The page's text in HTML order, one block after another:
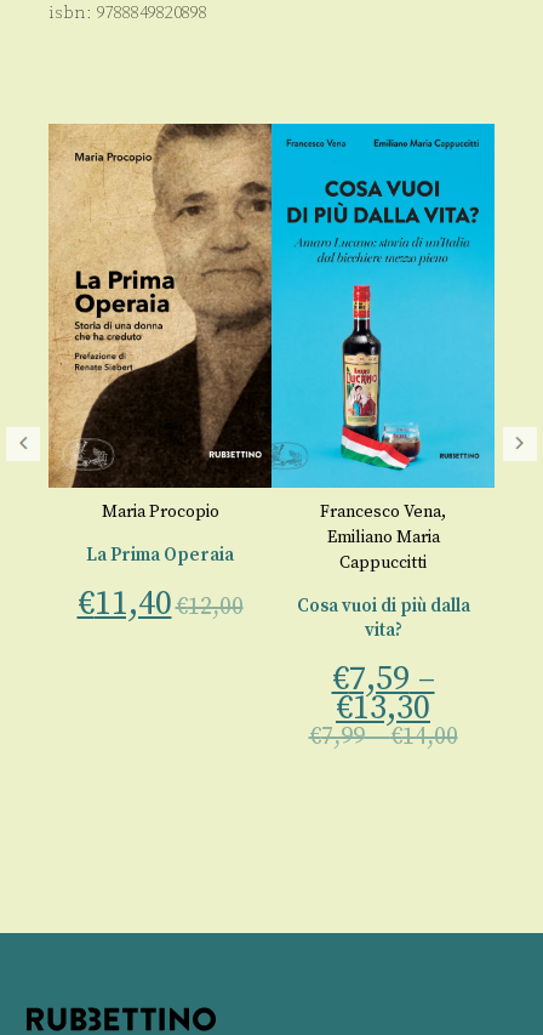
isbn: 9788849820898
Maria Procopio
La Prima Operaia
€11,40€12,00
Francesco Vena,
Emiliano Maria
Cappuccitti
Cosa vuoi di più dalla
vita?
€7,59 –
€13,30
€7,99–€14,00